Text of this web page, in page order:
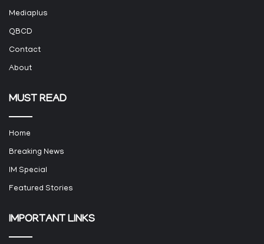
Mediaplus
QBCD
Contact
About
MUST READ
Home
Breaking News
IM Special
Featured Stories
IMPORTANT LINKS